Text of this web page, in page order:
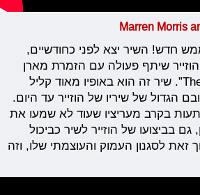
Marren Morris
חדש! השיר יצא לפני כחודשיים,
הוזייר שיתף פעולה עם הזמרת מארן
מוריס, בשיר “The Bones”. שיר זה הוא באופיו מאוד קליל
הגדול של שיריו של הוזייר עד היום.
בקרב מעריציו שעוד לא שמעו את
גם בביצועו של הוזייר לשיר כביכול
זאת לסגנון העמוק והעוצמתי שלו, וזה